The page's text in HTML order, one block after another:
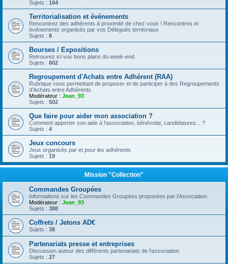
Sujets : 164
Territorialisation et événements
Rencontrez des adhérents à proximité de chez vous ! Rencontres et
événements organisés par vos Délégués territoriaux
Sujets : 8
Bourses / Expositions
Retrouvez ici vos bons plans du week-end
Sujets : 602
Regroupement d'Achats entre Adhérent (RAA)
Rubrique vous permettant de proposer et de participer à des Regroupements
d'Achats entre Adhérents
Modérateur : Jean_93
Sujets : 502
Que faire pour aider mon association ?
Comment apporter son aide à l'association, bénévolat, candidatures... ?
Sujets : 4
Jeux concours
Jeux organisés par et pour les adhérents
Sujets : 19
Mission "Collection"
Commandes Groupées
Informations sur les Commandes Groupées proposées par l’Association
Modérateur : Jean_93
Sujets : 388
Coffrets / Jetons AD€
Sujets : 38
Partenariats presse et entreprises
Discussion autour des différents partenariats de l'association
Sujets : 27